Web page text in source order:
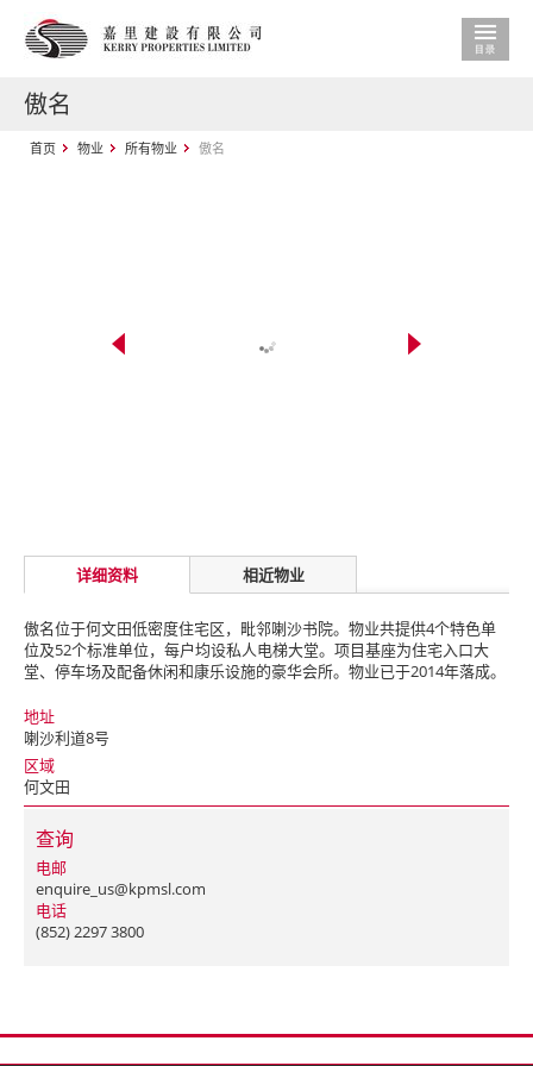
傲名
首页 物业 所有物业 傲名
详细资料 相近物业
傲名位于何文田低密度住宅区，毗邻喇沙书院。物业共提供4个特色单
位及52个标准单位，每户均设私人电梯大堂。项目基座为住宅入口大
堂、停车场及配备休闲和康乐设施的豪华会所。物业已于2014年落成。
地址
喇沙利道8号
区域
何文田
查询
电邮
enquire_us@kpmsl.com
电话
(852) 2297 3800